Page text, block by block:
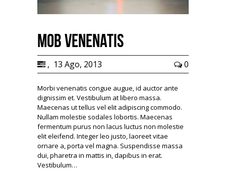
Mob Venenatis
, 13 Ago, 2013 0
Morbi venenatis congue augue, id auctor ante
dignissim et. Vestibulum at libero massa.
Maecenas ut tellus vel elit adipiscing commodo.
Nullam molestie sodales lobortis. Maecenas
fermentum purus non lacus luctus non molestie
elit eleifend. Integer leo justo, laoreet vitae
ornare a, porta vel magna. Suspendisse massa
dui, pharetra in mattis in, dapibus in erat.
Vestibulum…